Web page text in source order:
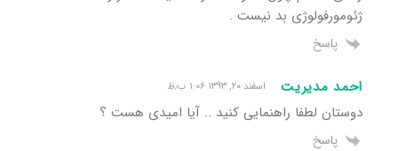
ژئومورفولوژی بد نیست .
پاسخ
احمد مدیریت اسفند ۲۰, ۱۳۹۳ ۱:۰۶ ب٫ظ
دوستان لطفا راهنمایی کنید .. آیا امیدی هست ؟
پاسخ